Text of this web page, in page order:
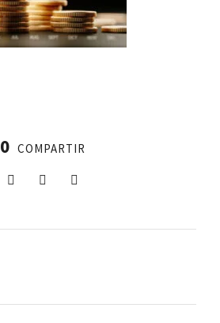
0 COMPARTIR